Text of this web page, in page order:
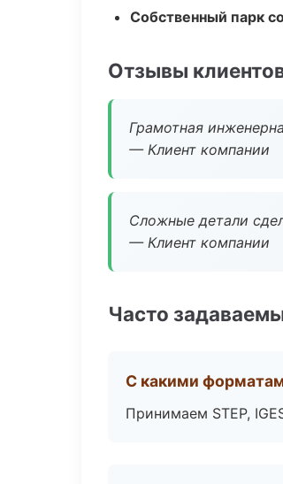
Собственный парк
Отзывы
Грамотная
— Клиент компании
Сложные детали
— Клиент компании
Часто
С какими
Принимаем STEP,